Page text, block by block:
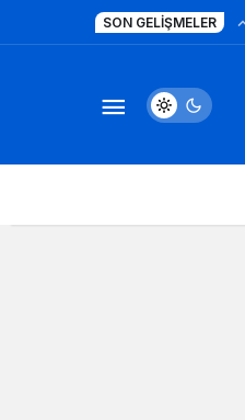
SON GELIŞMELER